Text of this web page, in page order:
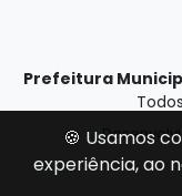
Prefeitura
🍪 Usamos
experiência, ao